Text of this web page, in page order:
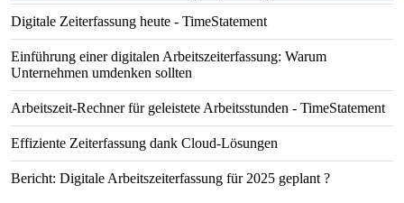
Digitale Zeiterfassung heute - TimeStatement
Einführung einer digitalen Arbeitszeiterfassung: Warum
Unternehmen umdenken sollten
Arbeitszeit-Rechner für geleistete Arbeitsstunden - TimeStatement
Effiziente Zeiterfassung dank Cloud-Lösungen
Bericht: Digitale Arbeitszeiterfassung für 2025 geplant ?